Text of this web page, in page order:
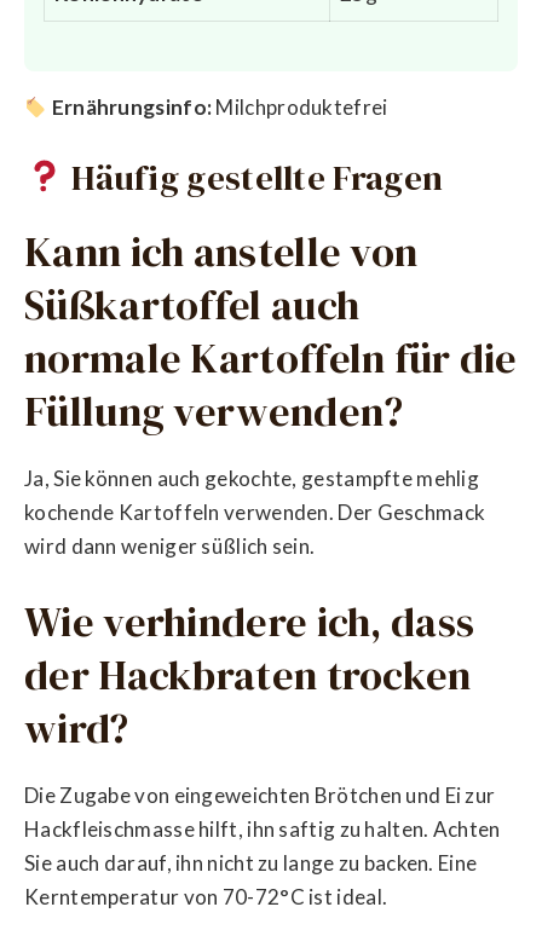
Ernährungsinfo:Milchproduktefrei
Häufig gestellte Fragen
Kann ich anstelle von
Süßkartoffel auch
normale Kartoffeln für die
Füllung verwenden?
Ja, Sie können auch gekochte, gestampfte mehlig
kochende Kartoffeln verwenden. Der Geschmack
wird dann weniger süßlich sein.
Wie verhindere ich, dass
der Hackbraten trocken
wird?
Die Zugabe von eingeweichten Brötchen und Ei zur
Hackfleischmasse hilft, ihn saftig zu halten. Achten
Sie auch darauf, ihn nicht zu lange zu backen. Eine
Kerntemperatur von 70-72°C ist ideal.